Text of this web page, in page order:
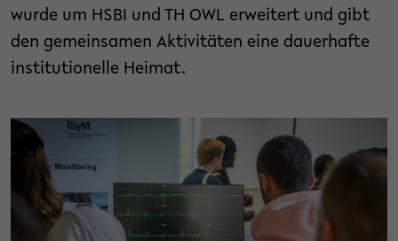
wurde um HSBI und TH OWL erweitert und gibt
den gemeinsamen Aktivitäten eine dauerhafte
institutionelle Heimat.